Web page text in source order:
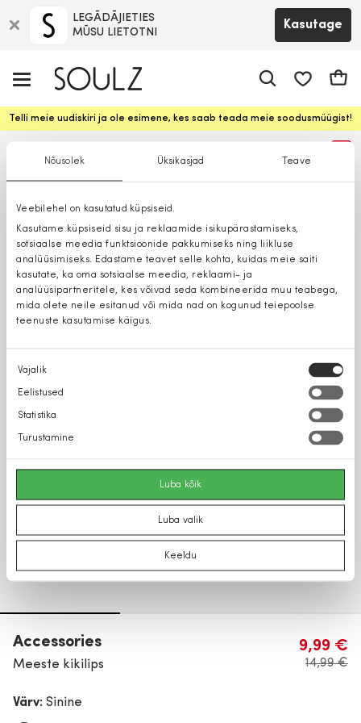
Nõusolek Üksikasjad Teave
Veebilehel on kasutatud küpsiseid.
Kasutame küpsiseid sisu ja reklaamide isikupärastamiseks,
sotsiaalse meedia funktsioonide pakkumiseks ning liikluse
analüüsimiseks. Edastame teavet selle kohta, kuidas meie saiti
kasutate, ka oma sotsiaalse meedia, reklaami- ja
analüüsipartneritele, kes võivad seda kombineerida muu teabega,
mida olete neile esitanud või mida nad on kogunud teiepoolse
teenuste kasutamise käigus.
Nõusoleku
valik
Vajalik
Eelistused
Statistika
Turustamine
Luba kõik
Luba valik
Keeldu
LEGĀDĀJIETIES
MŪSU LIETOTNI
Kasutage
Telli meie uudiskiri ja ole esimene, kes saab teada meie soodusmüügist!
Accessories
Meeste kikilips
9,99 €
14,99 €
Värv: Sinine